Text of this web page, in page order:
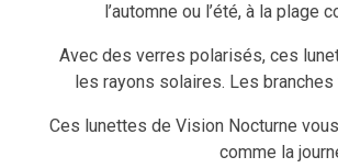
l’automne ou l’été, à la plage
Avec des verres polarisés, ces
les rayons solaires. Les
Ces lunettes de Vision Nocturne
comme la